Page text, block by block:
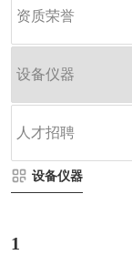
资质荣誉
设备仪器
人才招聘
设备仪器
1